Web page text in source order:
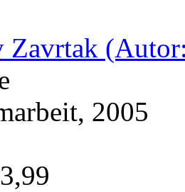
Zavrtak
2005